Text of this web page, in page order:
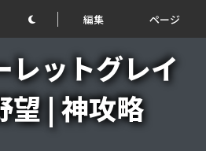
編集 ページ
レットグレイ
望 | 神攻略